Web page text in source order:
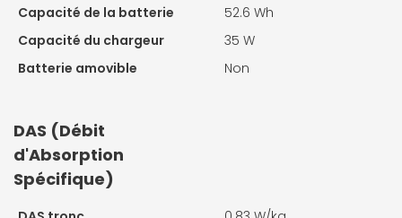
Capacité de la batterie
52.6 Wh
Capacité du chargeur
35 W
Batterie amovible
Non
DAS (Débit
d'Absorption
Spécifique)